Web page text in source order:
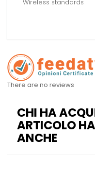
Wireless standards
There are no reviews
CHI HA
ARTICOLO
ANCHE